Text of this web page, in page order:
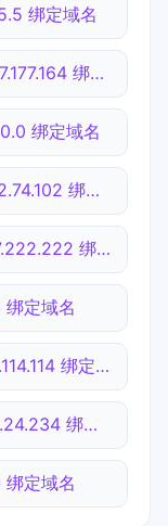
绑定域名
124.237.177.164 绑定域名
绑定域名
110.242.74.102 绑定域名
208.67.222.222 绑定域名
定域名
114.114.114.114 绑定域名
47.246.24.234 绑定域名
定域名